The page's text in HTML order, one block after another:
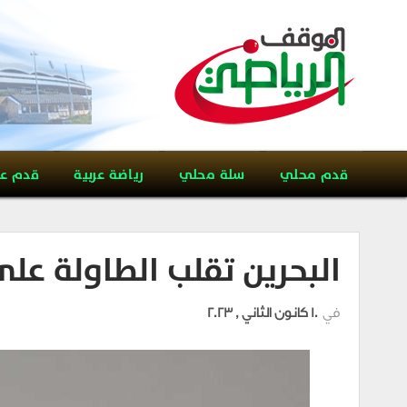
قدم محلي سلة محلي رياضة عربية قدم
البحرين تقلب الطاولة
في 10 كانون الثاني , 2023